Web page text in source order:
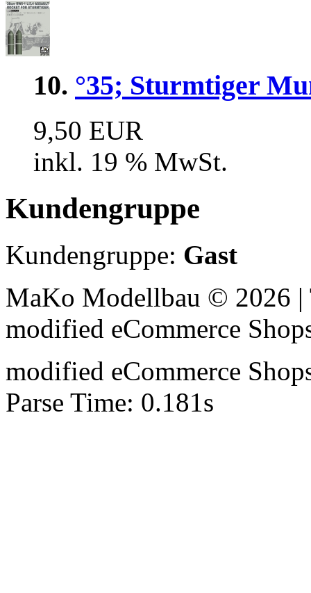
10. °35; Sturmtiger
9,50 EUR
inkl. 19 % MwSt.
Kundengruppe
Kundengruppe: Gast
MaKo Modellbau © 2026
modified eCommerce
modified eCommerce
Parse Time: 0.181s